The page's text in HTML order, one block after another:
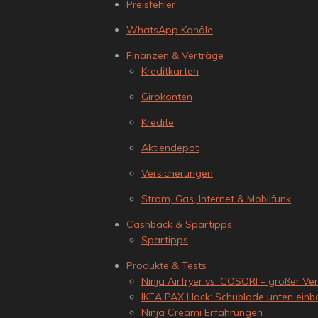
Preisfehler
WhatsApp Kanäle
Finanzen & Verträge
Kreditkarten
Girokonten
Kredite
Aktiendepot
Versicherungen
Strom, Gas, Internet & Mobilfunk
Cashback & Spartipps
Spartipps
Produkte & Tests
Ninja Airfryer vs. COSORI – großer
IKEA PAX Hack: Schublade unten
Ninja Creami Erfahrungen